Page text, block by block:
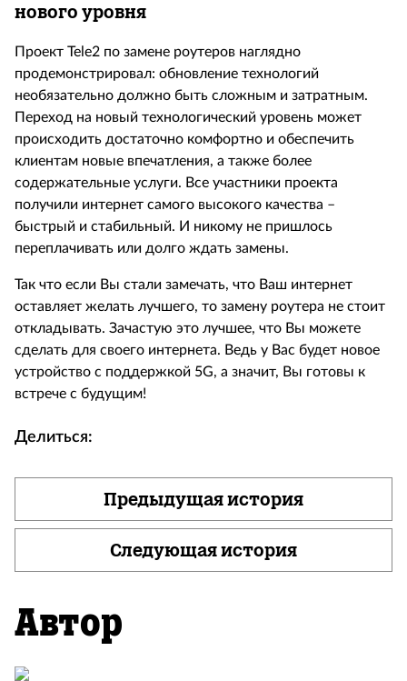
нового уровня
Проект Tele2 по замене роутеров наглядно
продемонстрировал: обновление технологий
необязательно должно быть сложным и затратным.
Переход на новый технологический уровень может
происходить достаточно комфортно и обеспечить
клиентам новые впечатления, а также более
содержательные услуги. Все участники проекта
получили интернет самого высокого качества –
быстрый и стабильный. И никому не пришлось
переплачивать или долго ждать замены.
Так что если Вы стали замечать, что Ваш интернет
оставляет желать лучшего, то замену роутера не стоит
откладывать. Зачастую это лучшее, что Вы можете
сделать для своего интернета. Ведь у Вас будет новое
устройство с поддержкой 5G, а значит, Вы готовы к
встрече с будущим!
Делиться:
Предыдущая история
Следующая история
Автор